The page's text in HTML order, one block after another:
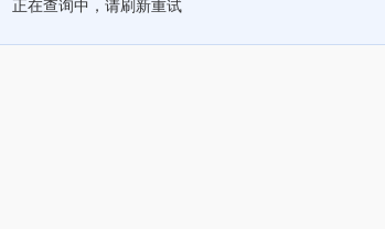
正在查询中，请刷新重试